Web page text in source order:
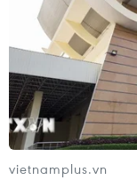
Miền
nay, cuối tuần
07/08/2026 04:41
Xuất hiện áp
vietnamplus.vn